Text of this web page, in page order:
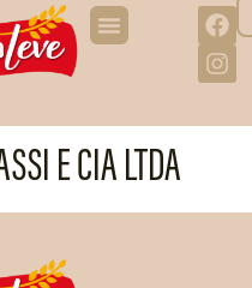
E CIA LTDA